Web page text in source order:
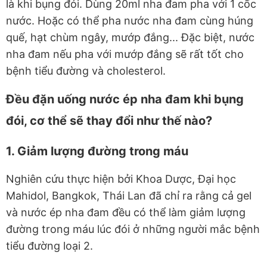
là khi bụng đói. Dùng 20ml nha đam pha với 1 cốc
nước. Hoặc có thể pha nước nha đam cùng húng
quế, hạt chùm ngây, mướp đắng... Đặc biệt, nước
nha đam nếu pha với mướp đắng sẽ rất tốt cho
bệnh tiểu đường và cholesterol.
Đều đặn uống nước ép nha đam khi bụng
đói, cơ thể sẽ thay đổi như thế nào?
1. Giảm lượng đường trong máu
Nghiên cứu thực hiện bởi Khoa Dược, Đại học
Mahidol, Bangkok, Thái Lan đã chỉ ra rằng cả gel
và nước ép nha đam đều có thể làm giảm lượng
đường trong máu lúc đói ở những người mắc bệnh
tiểu đường loại 2.